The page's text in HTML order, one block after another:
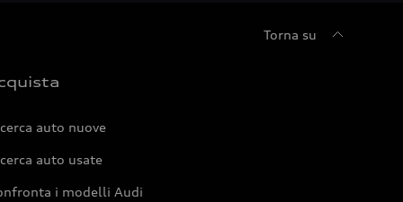
Torna su
auto nuove
auto usate
i modelli Audi